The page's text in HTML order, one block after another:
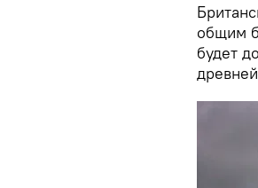
общим
будет